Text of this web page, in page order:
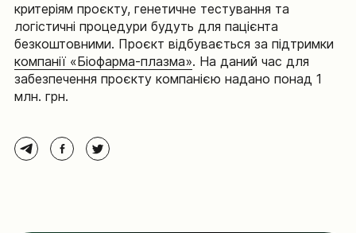
критеріям проєкту, генетичне тестування та
логістичні процедури будуть для пацієнта
безкоштовними. Проєкт відбувається за підтримки
компанії «Біофарма-плазма». На даний час для
забезпечення проєкту компанією надано понад 1
млн. грн.